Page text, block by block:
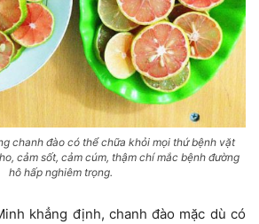
chanh đào có thể chữa khỏi mọi thứ bệnh vặt
cảm sốt, cảm cúm, thậm chí mắc bệnh đường
hô hấp nghiêm trọng.
khẳng định, chanh đào mặc dù có